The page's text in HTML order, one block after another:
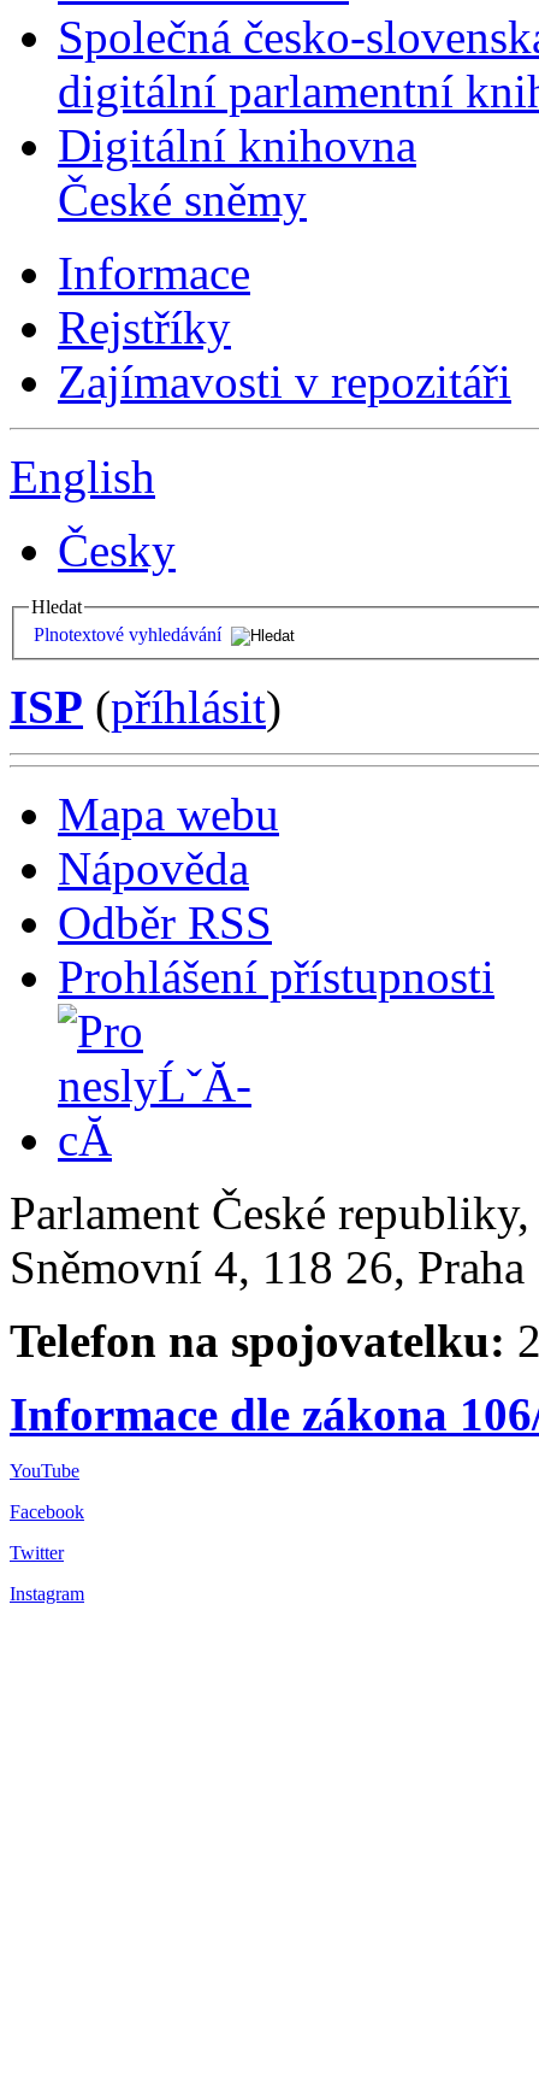
Společná česko-
digitální parlamentní
Digitální knihovna
České sněmy
Informace
Rejstříky
Zajímavosti v repozitáři
English
Česky
Hledat
Plnotextové vyhledávání
ISP (příhlásit)
Mapa webu
Nápověda
Odběr RSS
Prohlášení přístupnosti
Parlament České
Sněmovní 4, 118 26,
Telefon na spojovatelku:
Informace dle zákona
YouTube
Facebook
Twitter
Instagram